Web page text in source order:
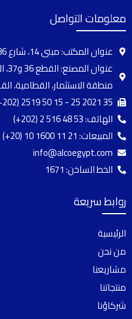
معلومات التواصل
عنوان المكتب: مبنى 14، شارع 286، المعادي، القاهرة، مصر.
عنوان
منطقة الاستثمار، القطامية،
(+202) 2519 50 15 - 25 2021 35
الهاتف:(+202) 2 516 48 53
المبيعات:(+20) 10 1600 11 21
info@alcoegypt.com
الخط الساخن: 1671
روابط سريعة
الرئيسية
من نحن
مشاريعنا
منتجاتنا
شركاؤنا